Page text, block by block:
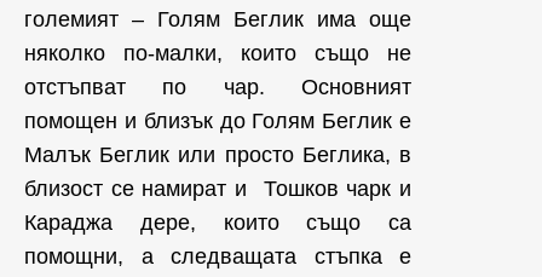
големият – Голям Беглик има още
няколко по-малки, които също не
отстъпват по чар. Основният
помощен и близък до Голям Беглик е
Малък Беглик или просто Беглика, в
близост се намират и Тошков чарк и
Караджа дере, които също са
помощни, а следващата стъпка е